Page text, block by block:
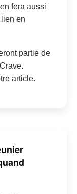
fera aussi
en
partie de
article.